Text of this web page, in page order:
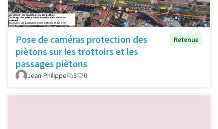
Pose de caméras protection des
piètons sur les trottoirs et les
passages piètons
Retenue
Jean-Philippe 5 0